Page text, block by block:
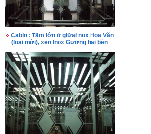
Cabin : Tấm lớn ở giữaI nox Hoa Văn
(loại mới), xen Inox Gương hai bên